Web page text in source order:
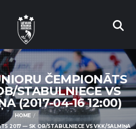
ČEMPIONĀTS
STABULNIECE VS
(2017-04-16 12:00)
HOME
2017 — SK OB/STABULNIECE VS VKK/SALMIŅA